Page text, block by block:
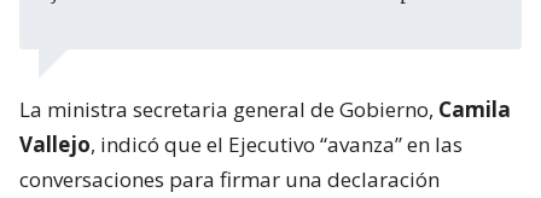
La ministra secretaria general de Gobierno, Camila
Vallejo, indicó que el Ejecutivo “avanza” en las
conversaciones para firmar una declaración